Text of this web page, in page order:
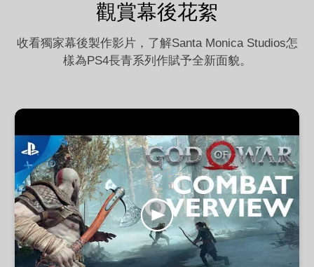
觀賞幕後花絮
收看獨家幕後製作影片，了解Santa Monica Studios怎
樣為PS4長青系列作賦予全新面貌。